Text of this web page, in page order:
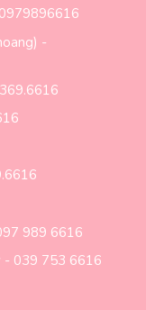
-
989 6616
- 039 753 6616